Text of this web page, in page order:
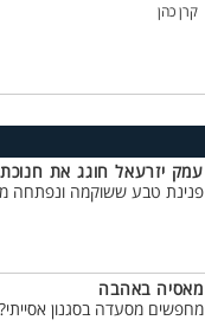
קרן כהן
עמק יזרעאל חוגג את
פנינת טבע ששוקמה ונפתחה
מאסיה באהבה
מחפשים מסעדה בסגנון